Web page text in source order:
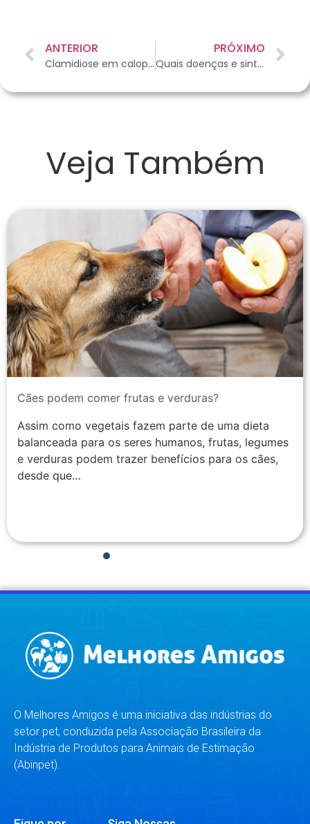
ANTERIOR
Clamidiose em calopsitas: o que é, como é feito seu diagnóstico e tratamento
PRÓXIMO
Quais doenças e sintomas em coelhos exigem atenção especial?
Veja Também
Cães podem comer frutas e verduras?
Assim como vegetais fazem parte de uma dieta
balanceada para os seres humanos, frutas, legumes
e verduras podem trazer benefícios para os cães,
desde que…
O Melhores Amigos é uma iniciativa das indústrias do
setor pet, conduzida pela Associação Brasileira da
Indústria de Produtos para Animais de Estimação
(Abinpet).